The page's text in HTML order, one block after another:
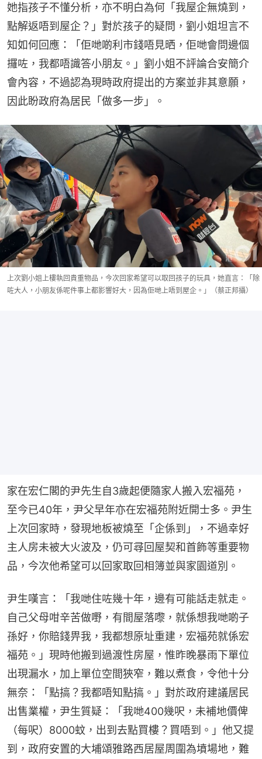
她指孩子不懂分析，亦不明白為何「我屋企無燒到，
點解返唔到屋企？」對於孩子的疑問，劉小姐坦言不
知如何回應：「佢哋啲利市錢唔見晒，佢哋會問邊個
攞咗，我都唔識答小朋友。」劉小姐不評論合安簡介
會內容，不過認為現時政府提出的方案並非其意願，
因此盼政府為居民「做多一步」。
上次劉小姐上樓執回貴重物品，今次回家希望可以取回孩子的玩具，她直言：「除
咗大人，小朋友係呢件事上都影響好大，因為佢哋上唔到屋企。」（蔡正邦攝）
家在宏仁閣的尹先生自3歲起便隨家人搬入宏福苑，
至今已40年，尹父早年亦在宏福苑附近開士多。尹生
上次回家時，發現地板被燒至「企係到」，不過幸好
主人房未被大火波及，仍可尋回屋契和首飾等重要物
品，今次他希望可以回家取回相簿並與家園道別。
尹生嘆言：「我哋住咗幾十年，邊有可能話走就走。
自己父母咁辛苦做嘢，有間屋落嚟，就係想我哋啲子
孫好，你賠錢畀我，我都想原址重建，宏福苑就係宏
福苑。」現時他搬到過渡性房屋，惟昨晚暴雨下單位
出現漏水，加上單位空間狹窄，難以煮食，令他十分
無奈：「點搞？我都唔知點搞。」對於政府建議居民
出售業權，尹生質疑：「我哋400幾呎，未補地價俾
（每呎）8000蚊，出到去點買樓？買唔到。」他又提
到，政府安置的大埔頌雅路西居屋周圍為墳場地，難